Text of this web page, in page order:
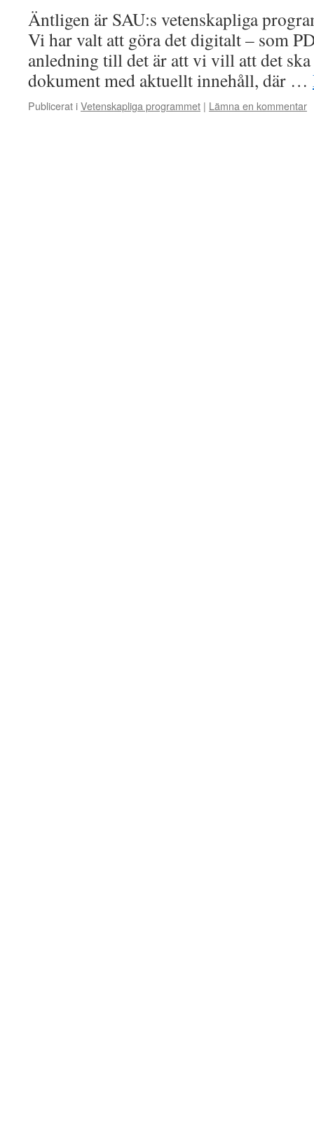
Äntligen är SAU:s vetenskapliga
Vi har valt att göra det digitalt – som
anledning till det är att vi vill att det ska
dokument med aktuellt innehåll, där …
Publicerat iVetenskapliga programmet | Lämna en kommentar